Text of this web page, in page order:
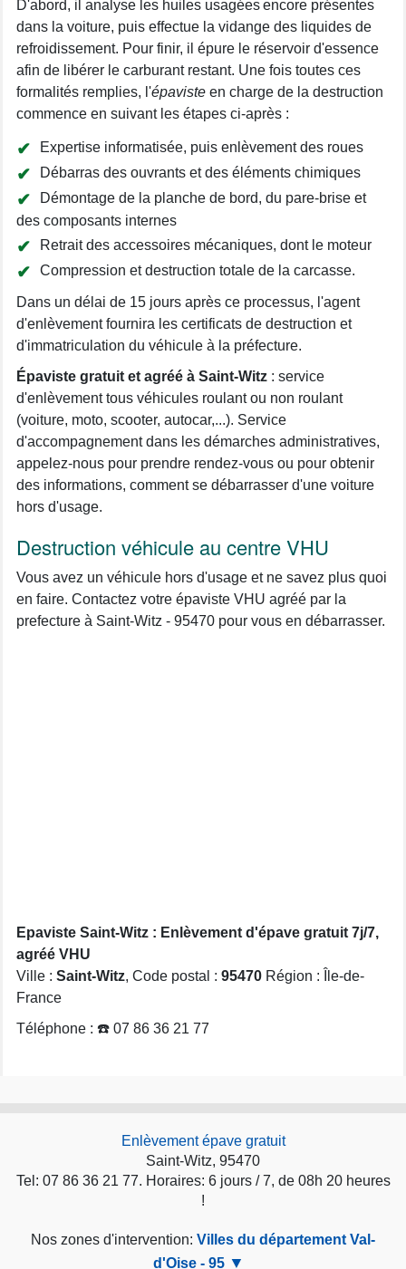
D'abord, il analyse les huiles usagées encore présentes
dans la voiture, puis effectue la vidange des liquides de
refroidissement. Pour finir, il épure le réservoir d'essence
afin de libérer le carburant restant. Une fois toutes ces
formalités remplies, l'épaviste en charge de la destruction
commence en suivant les étapes ci-après :
Expertise informatisée, puis enlèvement des roues
Débarras des ouvrants et des éléments chimiques
Démontage de la planche de bord, du pare-brise et
des composants internes
Retrait des accessoires mécaniques, dont le moteur
Compression et destruction totale de la carcasse.
Dans un délai de 15 jours après ce processus, l'agent
d'enlèvement fournira les certificats de destruction et
d'immatriculation du véhicule à la préfecture.
Épaviste gratuit et agréé à Saint-Witz : service
d'enlèvement tous véhicules roulant ou non roulant
(voiture, moto, scooter, autocar,...). Service
d'accompagnement dans les démarches administratives,
appelez-nous pour prendre rendez-vous ou pour obtenir
des informations, comment se débarrasser d'une voiture
hors d'usage.
Destruction véhicule au centre VHU
Vous avez un véhicule hors d'usage et ne savez plus quoi
en faire. Contactez votre épaviste VHU agréé par la
prefecture à Saint-Witz - 95470 pour vous en débarrasser.
Epaviste Saint-Witz : Enlèvement d'épave gratuit 7j/7,
agréé VHU
Ville : Saint-Witz, Code postal : 95470 Région : Île-de-
France
Téléphone : ☎️ 07 86 36 21 77
Enlèvement épave gratuit
Saint-Witz, 95470
Tel: 07 86 36 21 77. Horaires: 6 jours / 7, de 08h 20 heures
!
Nos zones d'intervention: Villes du département Val-
d'Oise - 95